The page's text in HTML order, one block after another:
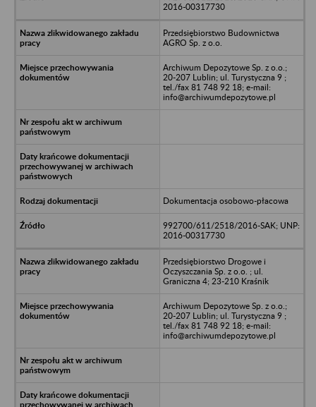
2016-00317730
Przedsiębiorstwo Budownictwa
AGRO Sp. z o.o.
Archiwum Depozytowe Sp. z o.o.;
20-207 Lublin; ul. Turystyczna 9 ;
tel./fax 81 748 92 18; e-mail:
info@archiwumdepozytowe.pl
Dokumentacja osobowo-płacowa
992700/611/2518/2016-SAK; UNP:
2016-00317730
Przedsiębiorstwo Drogowe i
Oczyszczania Sp. z o.o. ; ul.
Graniczna 4; 23-210 Kraśnik
Archiwum Depozytowe Sp. z o.o.;
20-207 Lublin; ul. Turystyczna 9 ;
tel./fax 81 748 92 18; e-mail:
info@archiwumdepozytowe.pl